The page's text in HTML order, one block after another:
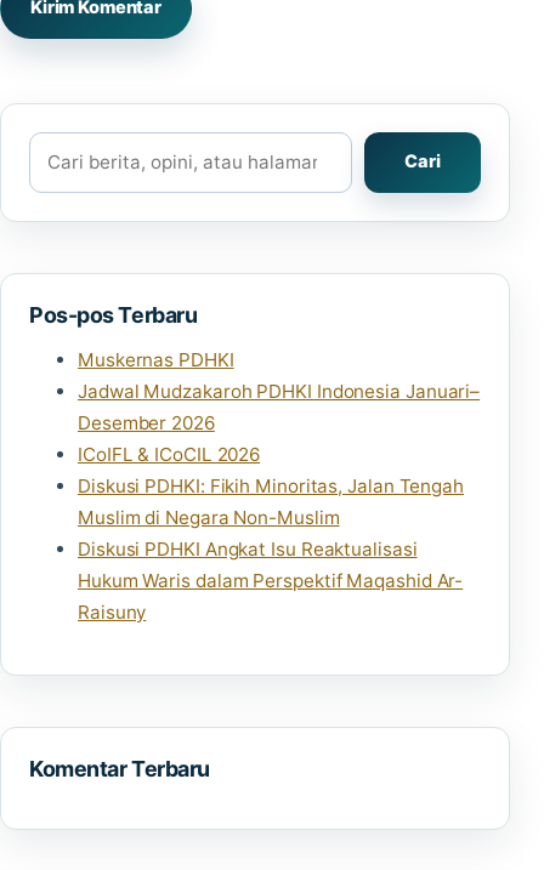
Cari
Cari
Pos-pos Terbaru
Muskernas PDHKI
Jadwal Mudzakaroh PDHKI Indonesia Januari–
Desember 2026
ICoIFL & ICoCIL 2026
Diskusi PDHKI: Fikih Minoritas, Jalan Tengah
Muslim di Negara Non-Muslim
Diskusi PDHKI Angkat Isu Reaktualisasi
Hukum Waris dalam Perspektif Maqashid Ar-
Raisuny
Komentar Terbaru